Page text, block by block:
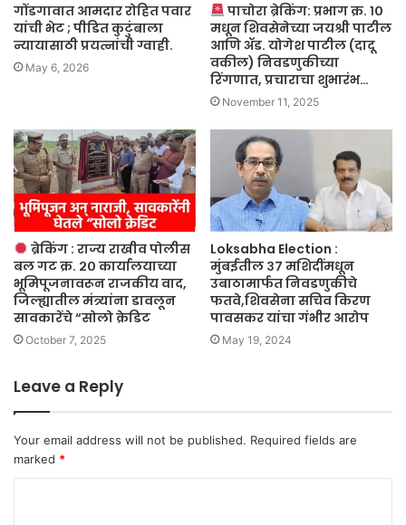
गोंडगावात आमदार रोहित पवार
यांची भेट ; पीडित कुटुंबाला
न्यायासाठी प्रयत्नांची ग्वाही.
May 6, 2026
पाचोरा ब्रेकिंग: प्रभाग क्र. १०
मधून शिवसेनेच्या जयश्री पाटील
आणि ॲड. योगेश पाटील (दादू
वकील) निवडणुकीच्या
रिंगणात, प्रचाराचा शुभारंभ…
November 11, 2025
ब्रेकिंग : राज्य राखीव पोलीस
बल गट क्र. २० कार्यालयाच्या
भूमिपूजनावरून राजकीय वाद,
जिल्ह्यातील मंत्र्यांना डावलून
सावकारेंचे “सोलो क्रेडिट
October 7, 2025
Loksabha Election :
मुंबईतील ३७ मशिदींमधून
उबाठामार्फत निवडणुकीचे
फतवे,शिवसेना सचिव किरण
पावसकर यांचा गंभीर आरोप
May 19, 2024
Leave a Reply
Your email address will not be published. Required fields are
marked *